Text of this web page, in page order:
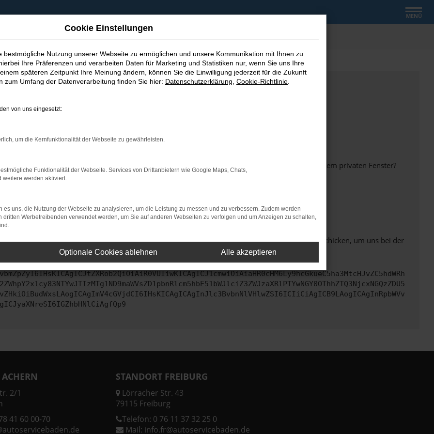
MENÜ
bestimmter Seiten verhindern. Funktioniert die Seite in einem anderen Browser oder in einem privaten Fenster?
beheben.
auf dem neuesten Stand sind.
kann auch dazu führen, dass bestimmte Funktionen nicht mehr unterstützt werden.
uns bitte. Wir werden versuchen, das Problem zu beheben. Du kannst uns diesen Text schicken, um uns bei der
2/1
41 60 00-70
STANDORT FREIBURG
Lörracher Str. 43
79115 Freiburg
Telefon: 0 76 11 37 32 25 0
Mail: info.fr@autoservicebaden.de
Cookie Einstellungen
bestmögliche Nutzung unserer Webseite zu ermöglichen und unsere Kommunikation mit Ihnen zu
Ihre Präferenzen und verarbeiten Daten für Marketing und Statistiken nur, wenn Sie uns Ihre
späteren Zeitpunkt Ihre Meinung ändern, können Sie die Einwilligung jederzeit für die Zukunft
zum Umfang der Datenverarbeitung finden Sie hier: Datenschutzerklärung Cookie-Richtlinie
von uns eingesetzt:
um die Kernfunktionalität der Webseite zu gewährleisten.
Funktionalität der Webseite. Services von Drittanbietern wie Google Maps, Chats,
weitere werden aktiviert.
es uns, die Nutzung der Webseite zu analysieren, um die Leistung zu messen und zu verbessern. Zudem werden
dritten Werbetreibenden verwendet werden, um Sie auf anderen Webseiten zu verfolgen und um Anzeigen zu schalten,
Optionale Cookies ablehnen Alle akzeptieren